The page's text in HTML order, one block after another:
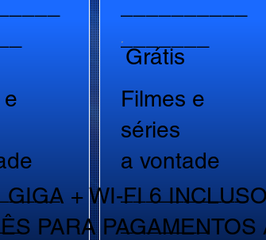
e
Grátis
_______
Filmes e
séries
a vontade
__________
_______
GIGA + WI-FI 6
PARA PAGAMENTOS